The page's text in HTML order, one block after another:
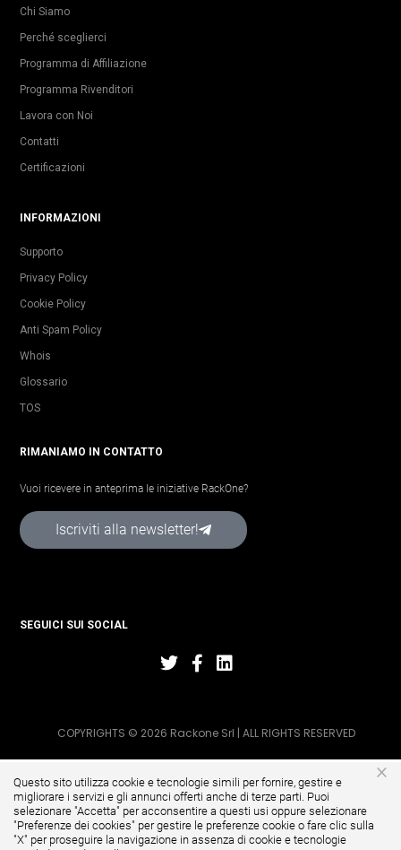
Chi Siamo
Perché sceglierci
Programma di Affiliazione
Programma Rivenditori
Lavora con Noi
Contatti
Certificazioni
INFORMAZIONI
Supporto
Privacy Policy
Cookie Policy
Anti Spam Policy
Whois
Glossario
TOS
RIMANIAMO IN CONTATTO
Vuoi ricevere in anteprima le iniziative RackOne?
Iscriviti alla newsletter!
SEGUICI SUI SOCIAL
COPYRIGHTS © 2026 Rackone Srl | ALL RIGHTS RESERVED
×
Questo sito utilizza cookie e tecnologie simili per fornire, gestire e
migliorare i servizi e gli annunci offerti anche di terze parti. Puoi
selezionare "Accetta" per acconsentire a questi usi oppure selezionare
"Preferenze dei cookies" per gestire le preferenze cookie o fare clic sulla
"X" per proseguire la navigazione in assenza di cookie e tecnologie